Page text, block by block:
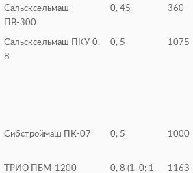
Сальсксельмаш
ПВ-300
0, 45 360
Сальсксельмаш ПКУ-0,
8
0, 5 1075
Сибстроймаш ПК-07 0, 5 1000
ТРИО ПБМ-1200 0, 8 (1, 0; 1, 1163